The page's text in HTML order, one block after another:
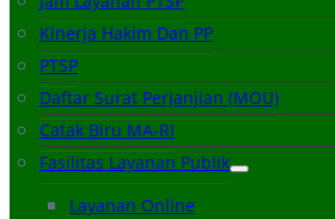
Kinerja Hakim Dan PP
PTSP
Daftar Surat Perjanjian (MOU)
Catak Biru MA-RI
Fasilitas Layanan Publik
Layanan Online